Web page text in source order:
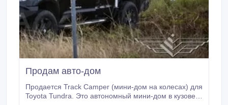
Продам авто-дом
Продается Track Camper (мини-дом на колесах) для
Toyota Tundra. Это автономный мини-дом в кузове